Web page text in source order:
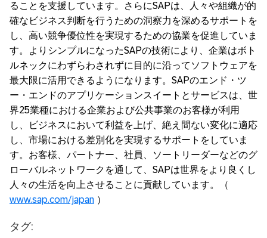
ることを支援しています。さらにSAPは、人々や組織が的
確なビジネス判断を行うための洞察力を深めるサポートを
し、高い競争優位性を実現するための協業を促進していま
す。よりシンプルになったSAPの技術により、企業はボト
ルネックにわずらわされずに目的に沿ってソフトウェアを
最大限に活用できるようになります。SAPのエンド・ツ
ー・エンドのアプリケーションスイートとサービスは、世
界25業種における企業および公共事業のお客様が利用
し、ビジネスにおいて利益を上げ、絶え間ない変化に適応
し、市場における差別化を実現するサポートをしていま
す。お客様、パートナー、社員、ソートリーダーなどのグ
ローバルネットワークを通して、SAPは世界をより良くし
人々の生活を向上させることに貢献しています。（
www.sap.com/japan ）
タグ: